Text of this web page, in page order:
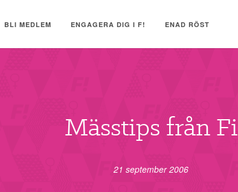
BLI MEDLEM ENGAGERA DIG I F! ENAD RÖST
Mässtips från Fi
21 september 2006